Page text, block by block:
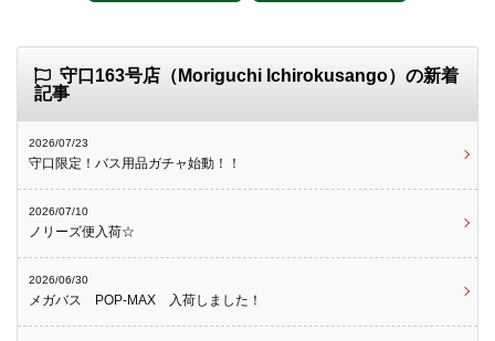
守口163号店（Moriguchi Ichirokusango）の新着
記事
2026/07/23
守口限定！バス用品ガチャ始動！！
2026/07/10
ノリーズ便入荷☆
2026/06/30
メガバス POP-MAX 入荷しました！